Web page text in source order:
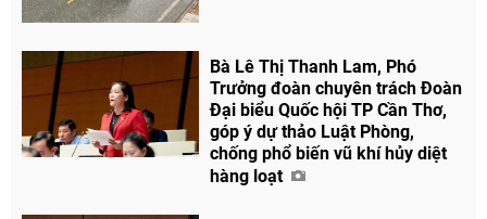
Bà Lê Thị Thanh Lam, Phó
Trưởng đoàn chuyên trách Đoàn
Đại biểu Quốc hội TP Cần Thơ,
góp ý dự thảo Luật Phòng,
chống phổ biến vũ khí hủy diệt
hàng loạt